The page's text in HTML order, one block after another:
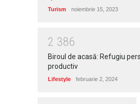
Turism noiembrie 15, 2023
2 386
Biroul de acasă: Refugiu
productiv
Lifestyle februarie 2, 2024